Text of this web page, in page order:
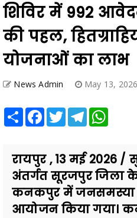
शिविर में 992
की पहल,
योजनाओं का लाभ
News Admin May 13, 2026
Share Facebook
TwitterTelegram
रायपुर , 13 मई 2026 /
अंतर्गत सूरजपुर जिला
कनकपुर में जनसमस्या
आयोजन किया गया।